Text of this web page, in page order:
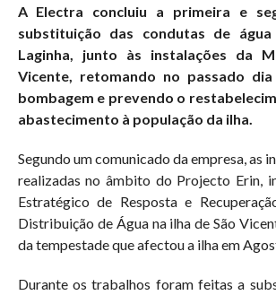
A Electra concluiu a primeira e
substituição das condutas de
Laginha, junto às instalações da
Vicente, retomando no passado
bombagem e prevendo o
abastecimento à população da ilha.
Segundo um comunicado da empresa, as
realizadas no âmbito do Projecto Erin,
Estratégico de Resposta e
Distribuição de Água na ilha de São
da tempestade que afectou a ilha em
Durante os trabalhos foram feitas a